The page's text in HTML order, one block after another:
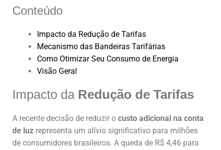
Conteúdo
Impacto da Redução de Tarifas
Mecanismo das Bandeiras Tarifárias
Como Otimizar Seu Consumo de Energia
Visão Geral
Impacto da Redução de Tarifas
A recente decisão de reduzir o custo adicional na conta
de luz representa um alívio significativo para milhões
de consumidores brasileiros. A queda de R$ 4,46 para